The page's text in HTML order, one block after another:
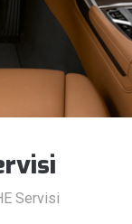
Servisi